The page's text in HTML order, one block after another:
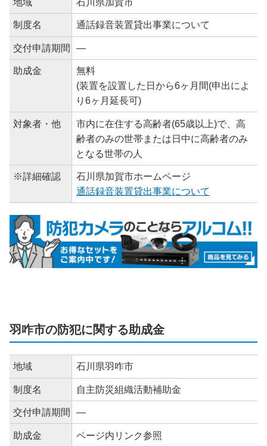
制度名 通話録音装置貸出事業について
交付申請期間 ―
助成金
無料
(装置を設置した日から6ヶ月間(申出によ
り6ヶ月延長可)
対象者・他
市内に在住する高齢者(65歳以上)で、高
齢者のみの世帯または日中に高齢者のみ
となる世帯の人
※詳細確認
石川県加賀市ホームページ
通話録音装置貸出事業について
羽咋市の防犯に関する助成金
地域 石川県羽咋市
制度名 自主防災組織活動補助金
交付申請期間 ―
助成金 ページ内リンク参照